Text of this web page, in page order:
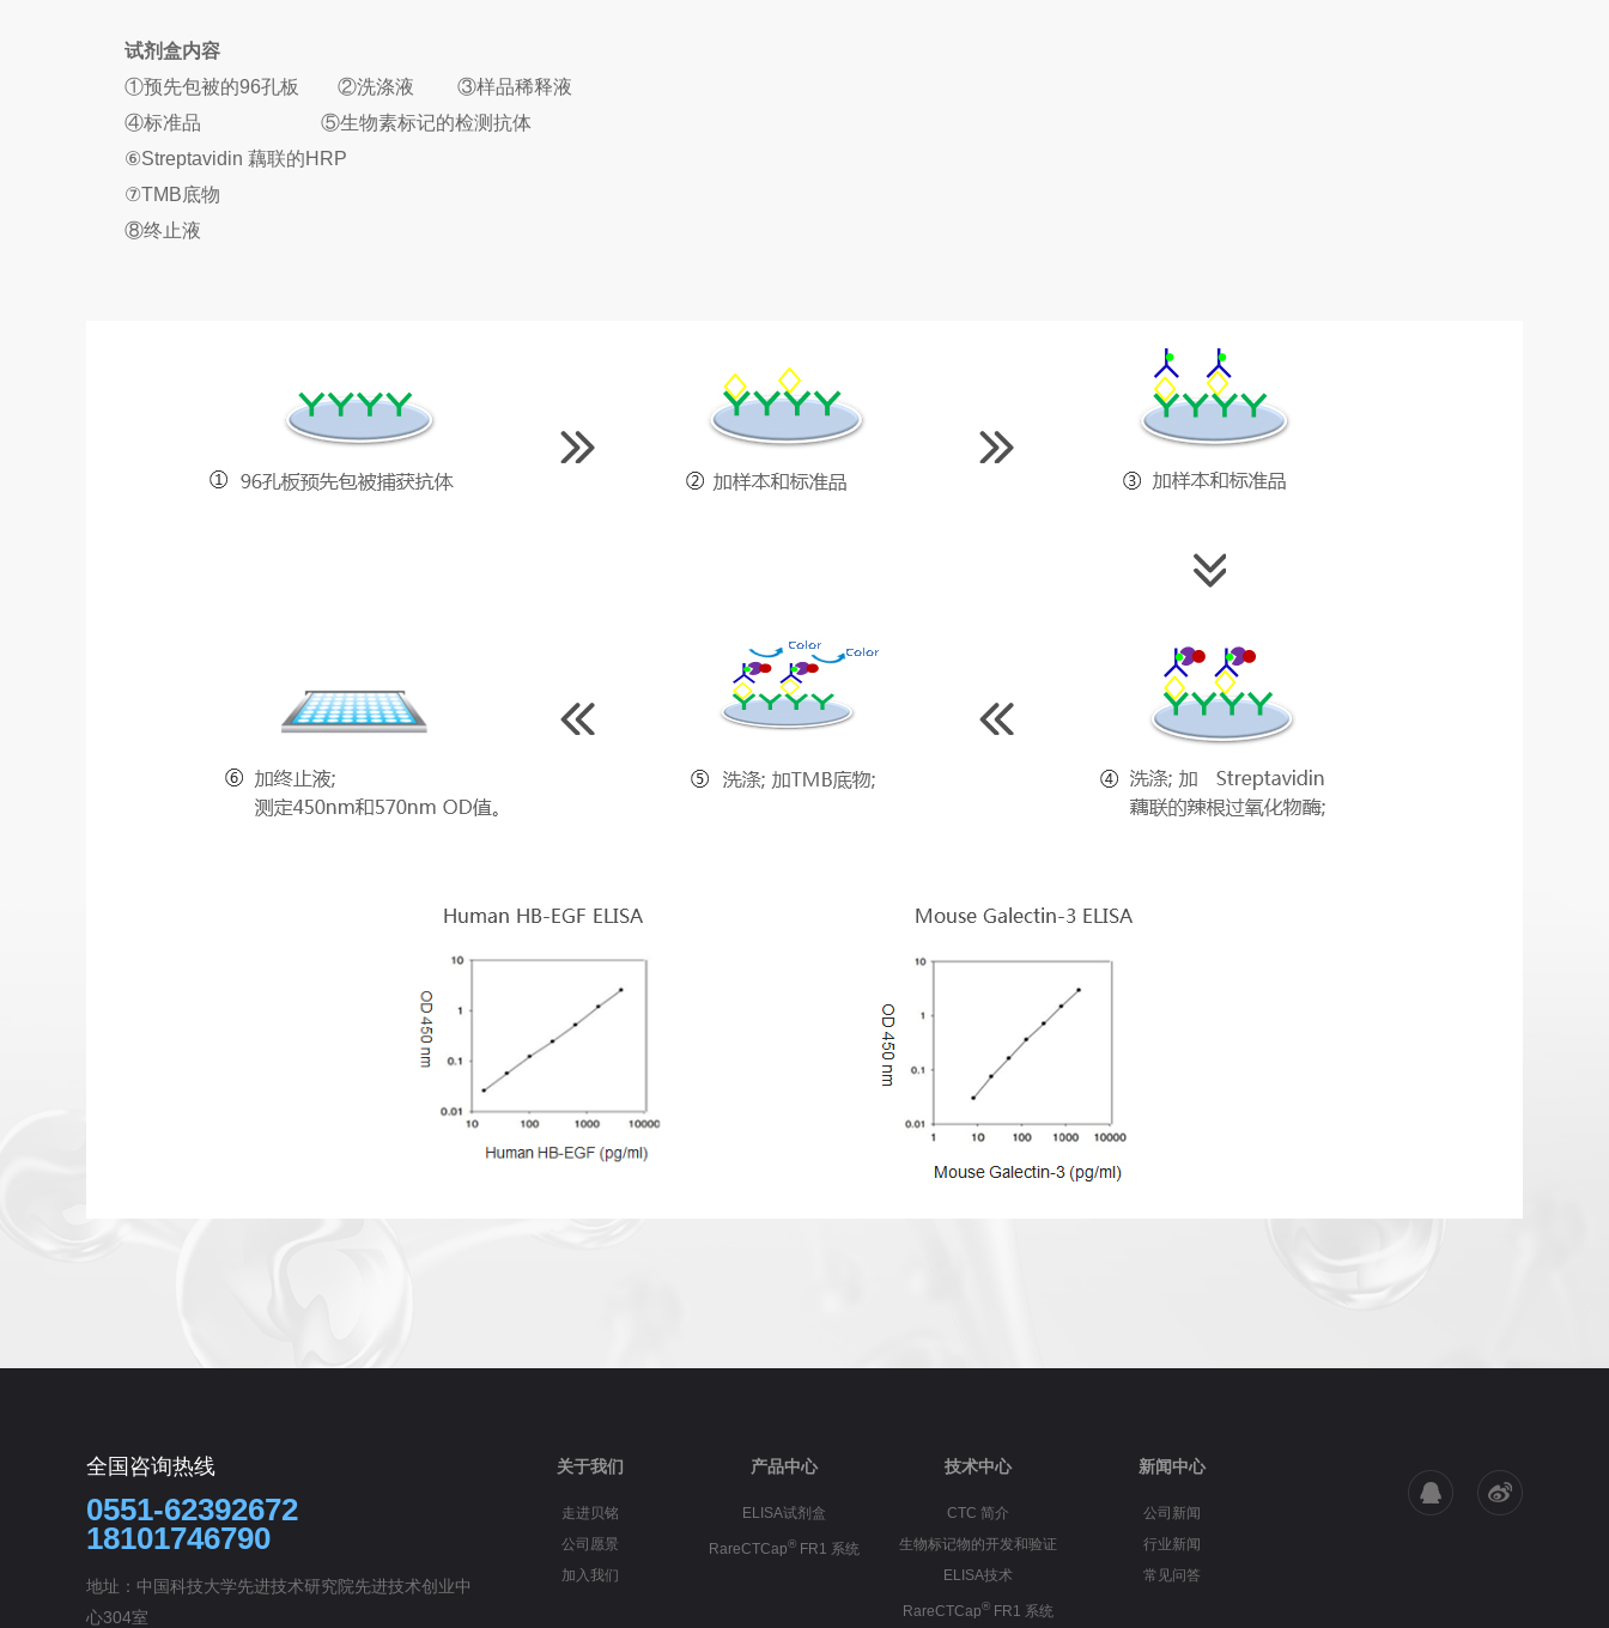
试剂盒内容
①预先包被的96孔板 ②洗涤液 ③样品稀释液
④标准品 ⑤生物素标记的检测抗体
⑥Streptavidin 藕联的HRP
⑦TMB底物
⑧终止液
全国咨询热线
0551-62392672
18101746790
地址：中国科技大学先进技术研究院先进技术创业中
心304室
关于我们
走进贝铭
公司愿景
加入我们
产品中心
ELISA试剂盒
RareCTCap® FR1 系统
技术中心
CTC 简介
生物标记物的开发和验证
ELISA技术
RareCTCap® FR1 系统
新闻中心
公司新闻
行业新闻
常见问答